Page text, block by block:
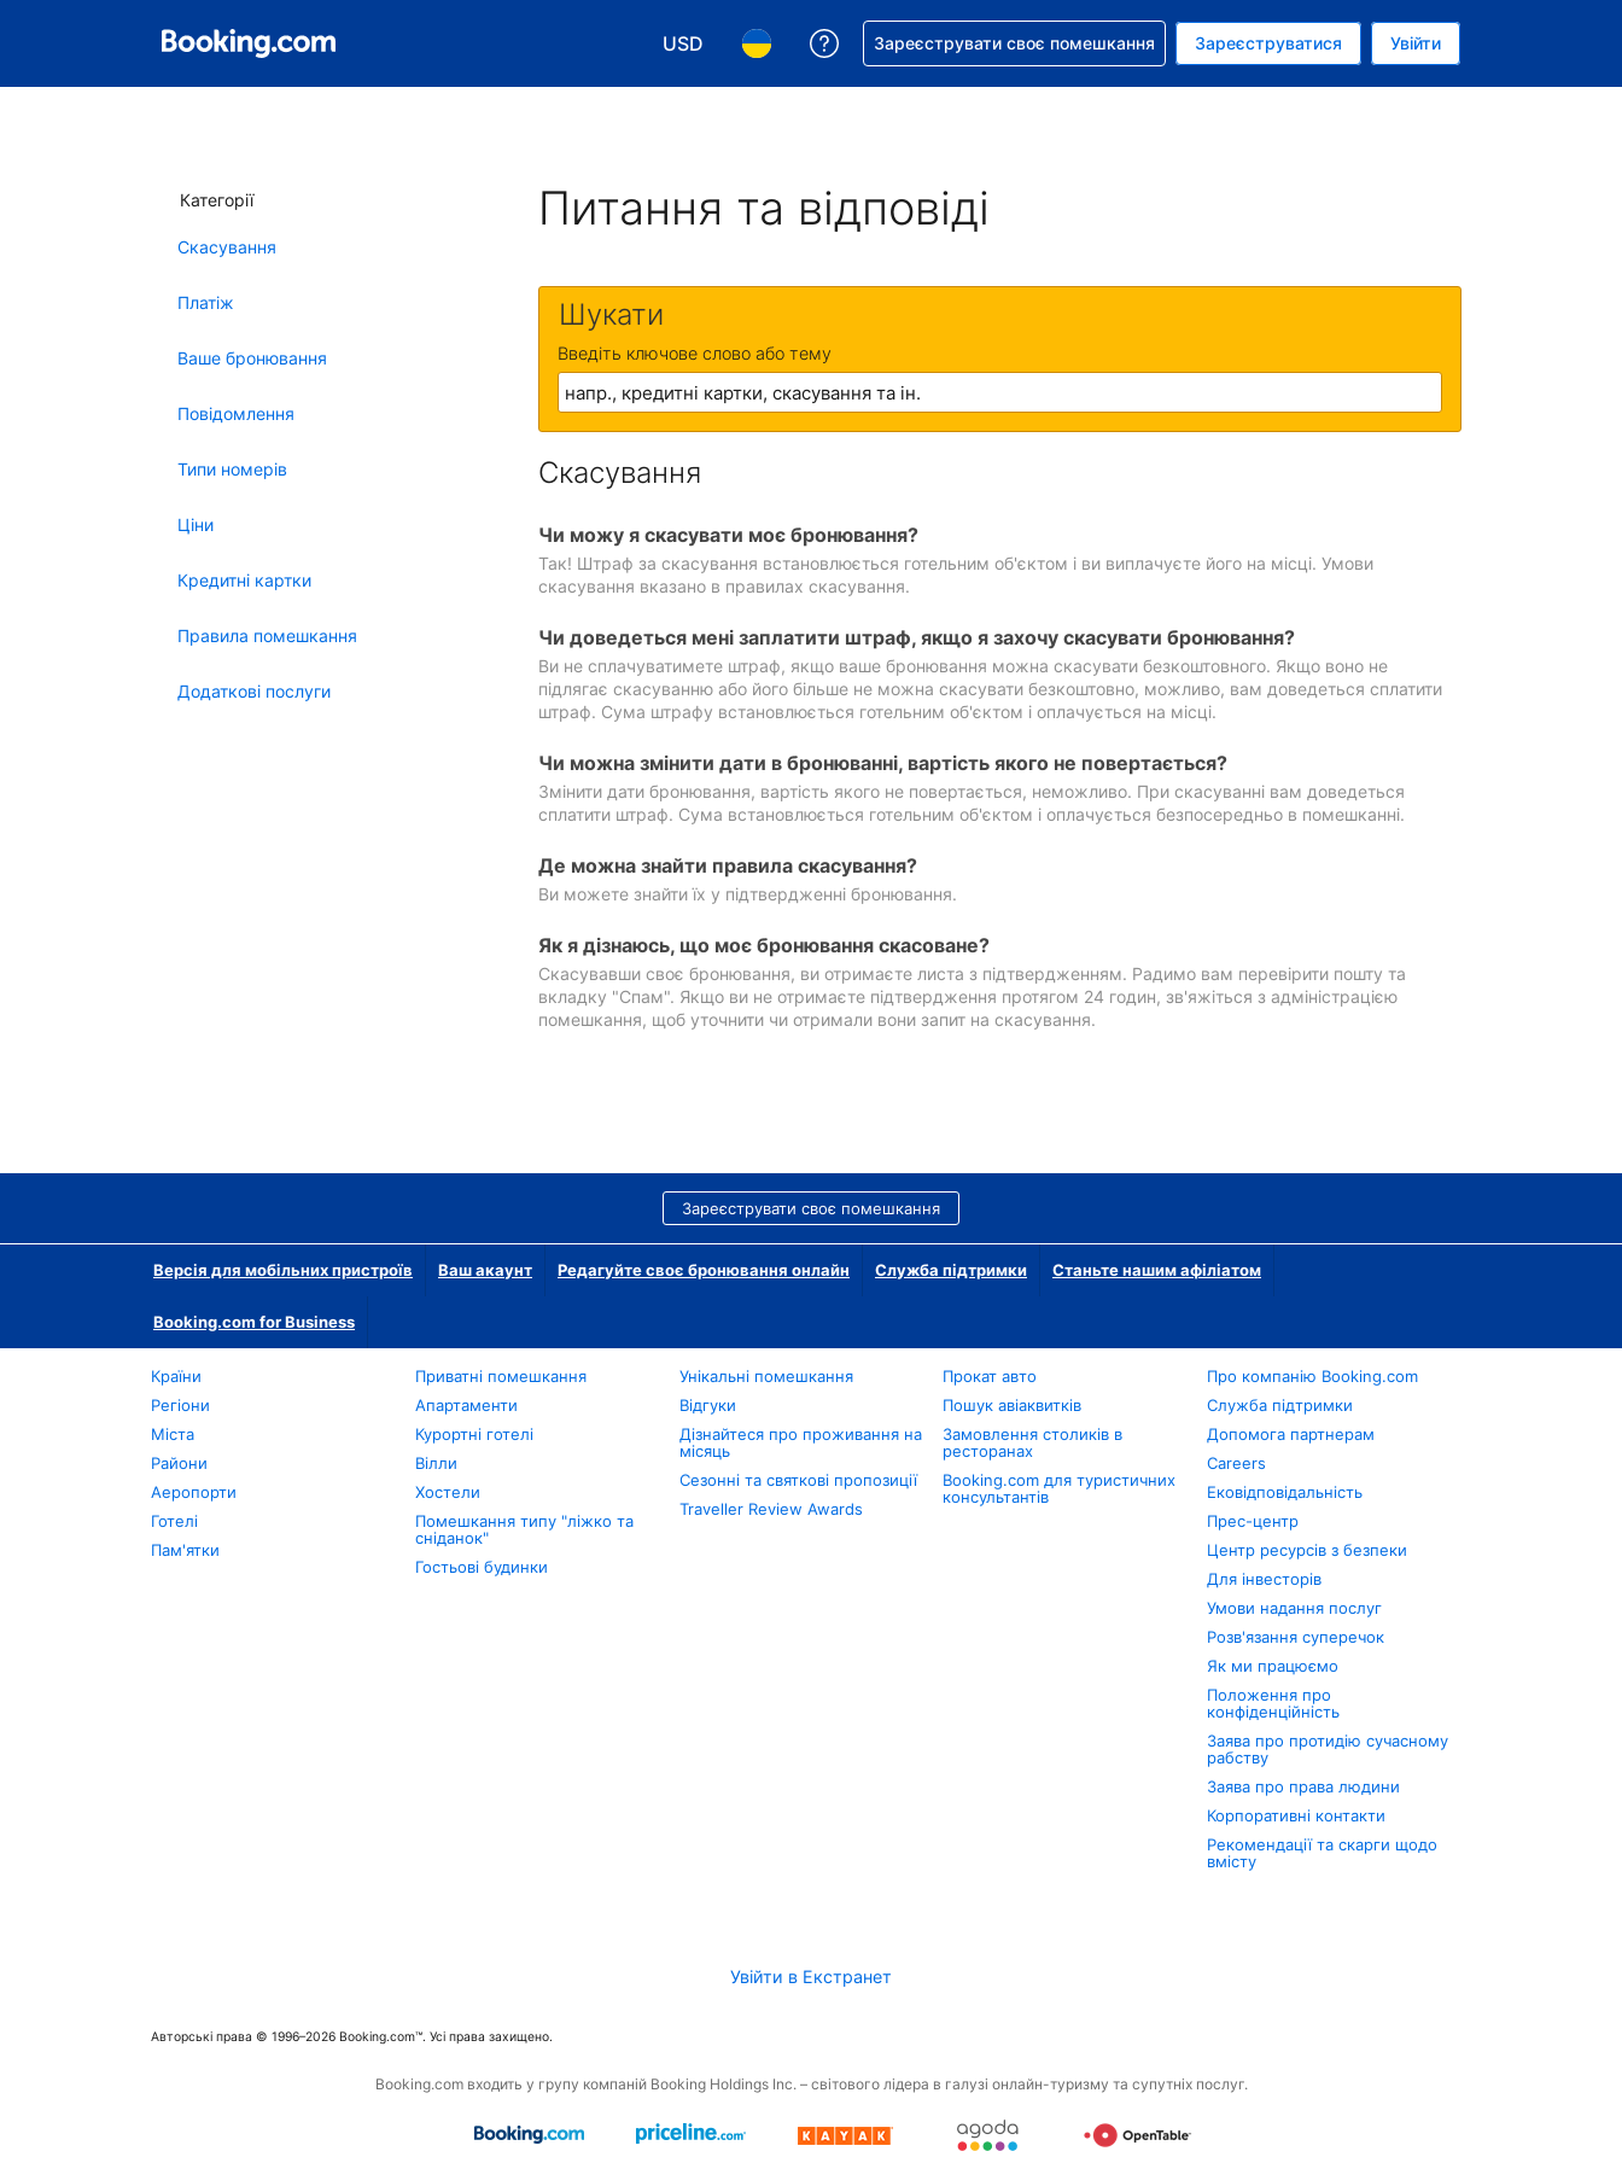
USD
Виберіть валюту. Ваша поточна валюта: Долар США
Виберіть мову. Ваша поточна мова: Українською
Отримайте допомогу з бронюванням
Зареєструвати своє помешкання Зареєструватися Увійти
Категорії
Скасування
Платіж
Ваше бронювання
Повідомлення
Типи номерів
Ціни
Кредитні картки
Правила помешкання
Додаткові послуги
Питання та відповіді
Шукати
Введіть ключове слово або тему
Скасування
Чи можу я скасувати моє бронювання?
Так! Штраф за скасування встановлюється готельним об'єктом і ви виплачуєте його на місці. Умови
скасування вказано в правилах скасування.
Чи доведеться мені заплатити штраф, якщо я захочу скасувати бронювання?
Ви не сплачуватимете штраф, якщо ваше бронювання можна скасувати безкоштовного. Якщо воно не
підлягає скасуванню або його більше не можна скасувати безкоштовно, можливо, вам доведеться сплатити
штраф. Сума штрафу встановлюється готельним об'єктом і оплачується на місці.
Чи можна змінити дати в бронюванні, вартість якого не повертається?
Змінити дати бронювання, вартість якого не повертається, неможливо. При скасуванні вам доведеться
сплатити штраф. Сума встановлюється готельним об'єктом і оплачується безпосередньо в помешканні.
Де можна знайти правила скасування?
Ви можете знайти їх у підтвердженні бронювання.
Як я дізнаюсь, що моє бронювання скасоване?
Скасувавши своє бронювання, ви отримаєте листа з підтвердженням. Радимо вам перевірити пошту та
вкладку "Спам". Якщо ви не отримаєте підтвердження протягом 24 годин, зв'яжіться з адміністрацією
помешкання, щоб уточнити чи отримали вони запит на скасування.
Зареєструвати своє помешкання
Версія для мобільних пристроїв Ваш акаунт Редагуйте своє бронювання онлайн Служба підтримки Станьте нашим афіліатом
Booking.com for Business
Країни
Регіони
Міста
Райони
Аеропорти
Готелі
Пам'ятки
Приватні помешкання
Апартаменти
Курортні готелі
Вілли
Хостели
Помешкання типу "ліжко та
сніданок"
Гостьові будинки
Унікальні помешкання
Відгуки
Дізнайтеся про проживання на
місяць
Сезонні та святкові пропозиції
Traveller Review Awards
Прокат авто
Пошук авіаквитків
Замовлення столиків в
ресторанах
Booking.com для туристичних
консультантів
Про компанію Booking.com
Служба підтримки
Допомога партнерам
Careers
Ековідповідальність
Прес-центр
Центр ресурсів з безпеки
Для інвесторів
Умови надання послуг
Розв'язання суперечок
Як ми працюємо
Положення про
конфіденційність
Заява про протидію сучасному
рабству
Заява про права людини
Корпоративні контакти
Рекомендації та скарги щодо
вмісту
Увійти в Екстранет
Авторські права © 1996–2026 Booking.com™. Усі права захищено.
Booking.com входить у групу компаній Booking Holdings Inc. – світового лідера в галузі онлайн-туризму та супутніх послуг.